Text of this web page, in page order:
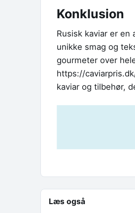
Konklusion
Rusisk kaviar er
unikke smag og
gourmeter over
https://
kaviar og tilbehør,
Læs også